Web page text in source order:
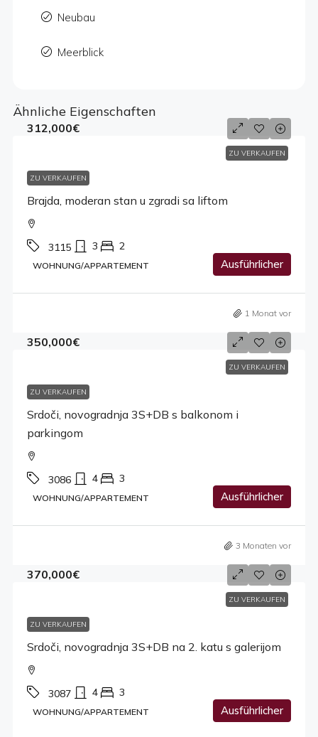
Neubau
Meerblick
Ähnliche Eigenschaften
ZU VERKAUFEN
312,000€
ZU VERKAUFEN
Brajda, moderan stan u zgradi sa liftom
3115 3 2
WOHNUNG/APPARTEMENT Ausführlicher
1 Monat vor
ZU VERKAUFEN
350,000€
ZU VERKAUFEN
Srdoči, novogradnja 3S+DB s balkonom i
parkingom
3086 4 3
WOHNUNG/APPARTEMENT Ausführlicher
3 Monaten vor
ZU VERKAUFEN
370,000€
ZU VERKAUFEN
Srdoči, novogradnja 3S+DB na 2. katu s galerijom
3087 4 3
WOHNUNG/APPARTEMENT Ausführlicher